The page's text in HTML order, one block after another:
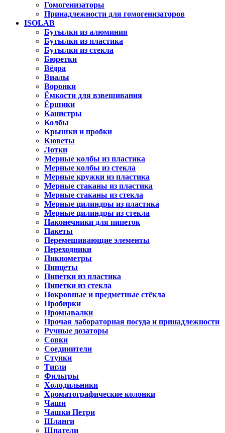
Гомогенизаторы
Принадлежности для гомогенизаторов
ISOLAB
Бутылки из алюминия
Бутылки из пластика
Бутылки из стекла
Бюретки
Вёдра
Виалы
Воронки
Ёмкости для взвешивания
Ёршики
Канистры
Колбы
Крышки и пробки
Кюветы
Лотки
Мерные колбы из пластика
Мерные колбы из стекла
Мерные кружки из пластика
Мерные стаканы из пластика
Мерные стаканы из стекла
Мерные цилиндры из пластика
Мерные цилиндры из стекла
Наконечники для пипеток
Пакеты
Перемешивающие элементы
Переходники
Пикнометры
Пинцеты
Пипетки из пластика
Пипетки из стекла
Покровные и предметные стёкла
Пробирки
Промывалки
Прочая лабораторная посуда и принадлежности
Ручные дозаторы
Совки
Соединители
Ступки
Тигли
Фильтры
Холодильники
Хроматографические колонки
Чаши
Чашки Петри
Шланги
Шпатели